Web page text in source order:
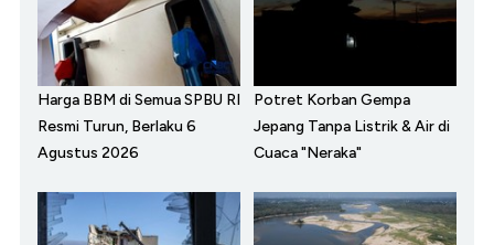
Harga BBM di Semua SPBU RI
Resmi Turun, Berlaku 6
Agustus 2026
Potret Korban Gempa
Jepang Tanpa Listrik & Air di
Cuaca "Neraka"